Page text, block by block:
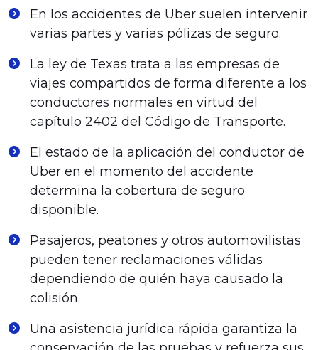
En los accidentes de Uber suelen intervenir
varias partes y varias pólizas de seguro.
La ley de Texas trata a las empresas de
viajes compartidos de forma diferente a los
conductores normales en virtud del
capítulo 2402 del Código de Transporte.
El estado de la aplicación del conductor de
Uber en el momento del accidente
determina la cobertura de seguro
disponible.
Pasajeros, peatones y otros automovilistas
pueden tener reclamaciones válidas
dependiendo de quién haya causado la
colisión.
Una asistencia jurídica rápida garantiza la